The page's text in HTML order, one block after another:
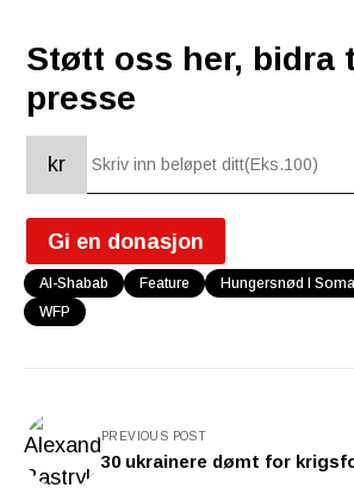
Støtt oss her, bidra
presse
kr
Gi en donasjon
Al-Shabab Feature Hungersnød I
WFP
PREVIOUS POST
30 ukrainere dømt for